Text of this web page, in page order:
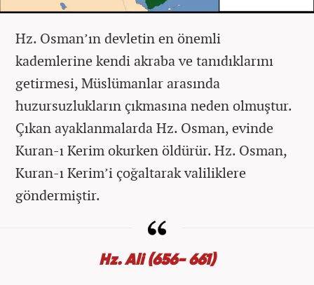
Hz. Osman’ın devletin en önemli
kademlerine kendi akraba ve tanıdıklarını
getirmesi, Müslümanlar arasında
huzursuzlukların çıkmasına neden olmuştur.
Çıkan ayaklanmalarda Hz. Osman, evinde
Kuran-ı Kerim okurken öldürür. Hz. Osman,
Kuran-ı Kerim’i çoğaltarak valiliklere
göndermiştir.
Hz. Ali (656- 661)